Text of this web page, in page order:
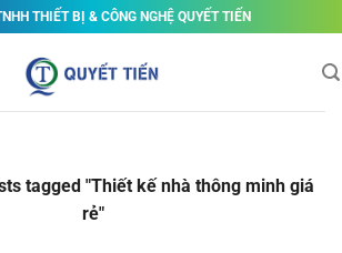
THIẾT BỊ & CÔNG NGHỆ QUYẾT TIẾN
tagged "Thiết kế nhà thông minh giá
rẻ"